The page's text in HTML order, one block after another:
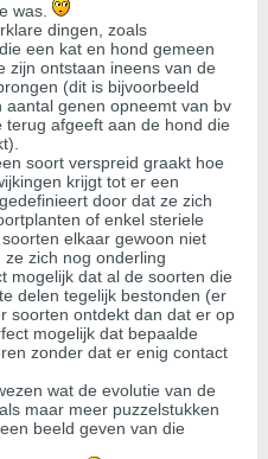
was.
dingen, zoals
een kat en hond gemeen
zijn ontstaan ineens van de
(dit is bijvoorbeeld
genen opneemt van bv
afgeeft aan de hond die
soort verspreid graakt hoe
krijgt tot er een
door dat ze zich
of enkel steriele
elkaar gewoon niet
zich nog onderling
mogelijk dat al de soorten die
delen tegelijk bestonden (er
soorten ontdekt dan dat er op
mogelijk dat bepaalde
zonder dat er enig contact
wat de evolutie van de
maar meer puzzelstukken
beeld geven van die